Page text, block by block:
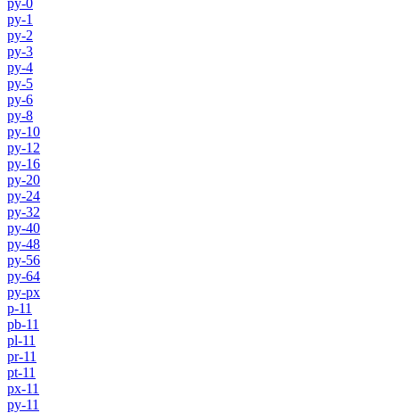
py-1
py-2
py-3
py-4
py-5
py-6
py-8
py-10
py-12
py-16
py-20
py-24
py-32
py-40
py-48
py-56
py-64
py-px
p-11
pb-11
pl-11
pr-11
pt-11
px-11
py-11